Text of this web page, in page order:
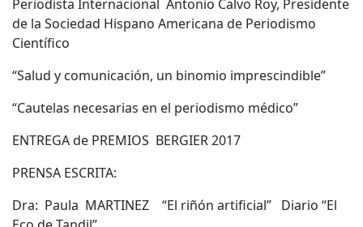
Periodista Internacional Antonio Calvo Roy, Presidente
de la Sociedad Hispano Americana de Periodismo
Científico
“Salud y comunicación, un binomio imprescindible”
“Cautelas necesarias en el periodismo médico”
ENTREGA de PREMIOS BERGIER 2017
PRENSA ESCRITA:
Dra: Paula MARTINEZ “El riñón artificial” Diario “El